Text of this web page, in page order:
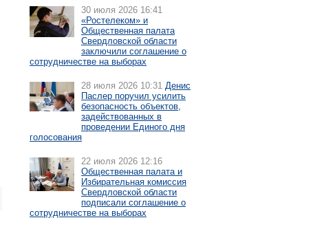
30 июля 2026 16:41
«Ростелеком» и
Общественная палата
Свердловской области
заключили соглашение о
сотрудничестве на выборах
28 июля 2026 10:31 Денис
Паслер поручил усилить
безопасность объектов,
задействованных в
проведении Единого дня
голосования
22 июля 2026 12:16
Общественная палата и
Избирательная комиссия
Свердловской области
подписали соглашение о
сотрудничестве на выборах